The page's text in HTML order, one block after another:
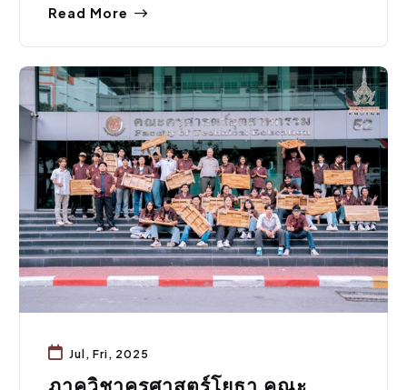
Read More
ข่าวประชาสัมพันธ์, ประชาสัมพันธ์
Jul, Fri, 2025